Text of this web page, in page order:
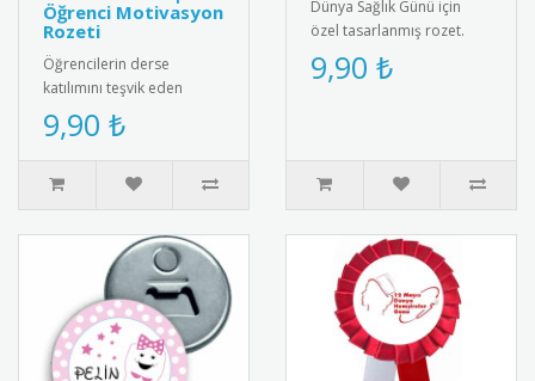
Öğrenci Motivasyon
Rozeti
Öğrencilerin derse
katılımını teşvik eden
"Parmağını Kaldırıp Söz
İstediğin İçin Aferin" yazılı
moti..
9,90 ₺
Dünya Sağlık Günü için
özel tasarlanmış rozet.
Sağlıklı yaşam bilincini
yaymak için ideal
9,90 ₺